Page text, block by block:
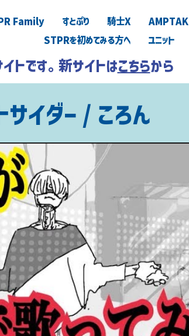
Family すとぷり 騎士X AMPTAK
STPRを初めてみる方へ
ユニット
トです。新サイトはこちらから
サイダー / ころん